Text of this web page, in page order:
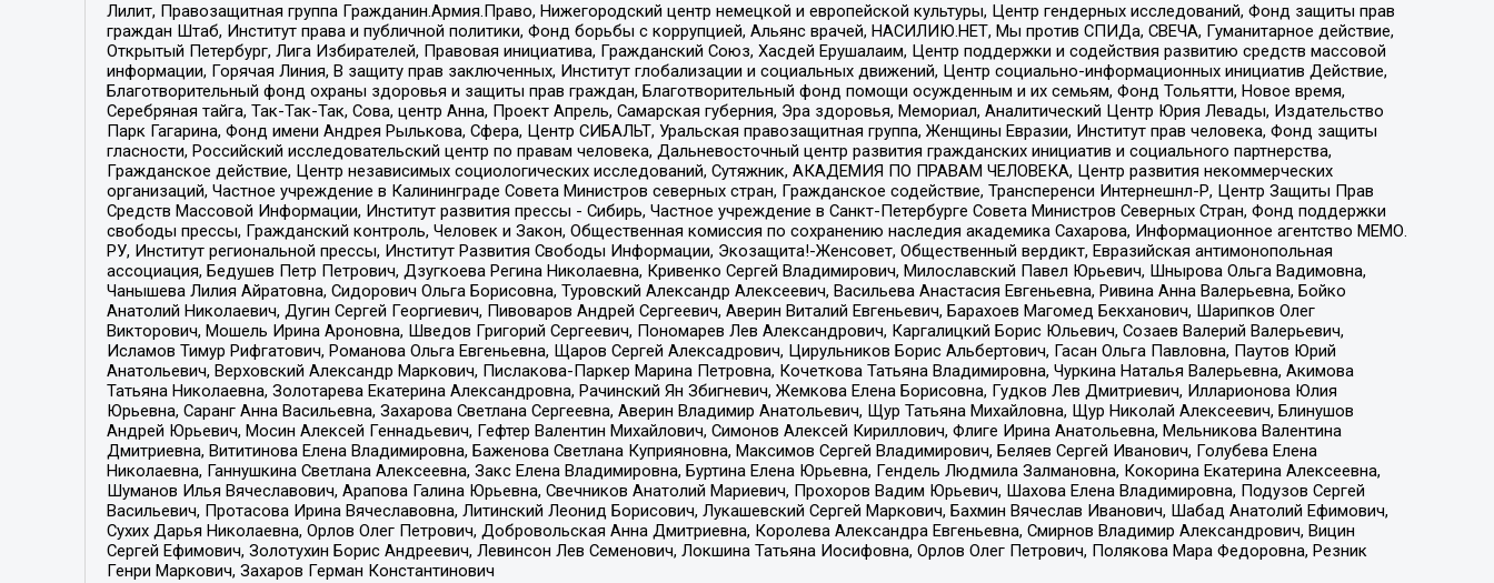
Лилит, Правозащитная группа Гражданин.Армия.Право, Нижегородский центр немецкой и европейской культуры, Центр гендерных исследований, Фонд защиты прав
граждан Штаб, Институт права и публичной политики, Фонд борьбы с коррупцией, Альянс врачей, НАСИЛИЮ.НЕТ, Мы против СПИДа, СВЕЧА, Гуманитарное действие,
Открытый Петербург, Лига Избирателей, Правовая инициатива, Гражданский Союз, Хасдей Ерушалаим, Центр поддержки и содействия развитию средств массовой
информации, Горячая Линия, В защиту прав заключенных, Институт глобализации и социальных движений, Центр социально-информационных инициатив Действие,
Благотворительный фонд охраны здоровья и защиты прав граждан, Благотворительный фонд помощи осужденным и их семьям, Фонд Тольятти, Новое время,
Серебряная тайга, Так-Так-Так, Сова, центр Анна, Проект Апрель, Самарская губерния, Эра здоровья, Мемориал, Аналитический Центр Юрия Левады, Издательство
Парк Гагарина, Фонд имени Андрея Рылькова, Сфера, Центр СИБАЛЬТ, Уральская правозащитная группа, Женщины Евразии, Институт прав человека, Фонд защиты
гласности, Российский исследовательский центр по правам человека, Дальневосточный центр развития гражданских инициатив и социального партнерства,
Гражданское действие, Центр независимых социологических исследований, Сутяжник, АКАДЕМИЯ ПО ПРАВАМ ЧЕЛОВЕКА, Центр развития некоммерческих
организаций, Частное учреждение в Калининграде Совета Министров северных стран, Гражданское содействие, Трансперенси Интернешнл-Р, Центр Защиты Прав
Средств Массовой Информации, Институт развития прессы - Сибирь, Частное учреждение в Санкт-Петербурге Совета Министров Северных Стран, Фонд поддержки
свободы прессы, Гражданский контроль, Человек и Закон, Общественная комиссия по сохранению наследия академика Сахарова, Информационное агентство МЕМО.
РУ, Институт региональной прессы, Институт Развития Свободы Информации, Экозащита!-Женсовет, Общественный вердикт, Евразийская антимонопольная
ассоциация, Бедушев Петр Петрович, Дзугкоева Регина Николаевна, Кривенко Сергей Владимирович, Милославский Павел Юрьевич, Шнырова Ольга Вадимовна,
Чанышева Лилия Айратовна, Сидорович Ольга Борисовна, Туровский Александр Алексеевич, Васильева Анастасия Евгеньевна, Ривина Анна Валерьевна, Бойко
Анатолий Николаевич, Дугин Сергей Георгиевич, Пивоваров Андрей Сергеевич, Аверин Виталий Евгеньевич, Барахоев Магомед Бекханович, Шарипков Олег
Викторович, Мошель Ирина Ароновна, Шведов Григорий Сергеевич, Пономарев Лев Александрович, Каргалицкий Борис Юльевич, Созаев Валерий Валерьевич,
Исламов Тимур Рифгатович, Романова Ольга Евгеньевна, Щаров Сергей Алексадрович, Цирульников Борис Альбертович, Гасан Ольга Павловна, Паутов Юрий
Анатольевич, Верховский Александр Маркович, Пислакова-Паркер Марина Петровна, Кочеткова Татьяна Владимировна, Чуркина Наталья Валерьевна, Акимова
Татьяна Николаевна, Золотарева Екатерина Александровна, Рачинский Ян Збигневич, Жемкова Елена Борисовна, Гудков Лев Дмитриевич, Илларионова Юлия
Юрьевна, Саранг Анна Васильевна, Захарова Светлана Сергеевна, Аверин Владимир Анатольевич, Щур Татьяна Михайловна, Щур Николай Алексеевич, Блинушов
Андрей Юрьевич, Мосин Алексей Геннадьевич, Гефтер Валентин Михайлович, Симонов Алексей Кириллович, Флиге Ирина Анатольевна, Мельникова Валентина
Дмитриевна, Вититинова Елена Владимировна, Баженова Светлана Куприяновна, Максимов Сергей Владимирович, Беляев Сергей Иванович, Голубева Елена
Николаевна, Ганнушкина Светлана Алексеевна, Закс Елена Владимировна, Буртина Елена Юрьевна, Гендель Людмила Залмановна, Кокорина Екатерина Алексеевна,
Шуманов Илья Вячеславович, Арапова Галина Юрьевна, Свечников Анатолий Мариевич, Прохоров Вадим Юрьевич, Шахова Елена Владимировна, Подузов Сергей
Васильевич, Протасова Ирина Вячеславовна, Литинский Леонид Борисович, Лукашевский Сергей Маркович, Бахмин Вячеслав Иванович, Шабад Анатолий Ефимович,
Сухих Дарья Николаевна, Орлов Олег Петрович, Добровольская Анна Дмитриевна, Королева Александра Евгеньевна, Смирнов Владимир Александрович, Вицин
Сергей Ефимович, Золотухин Борис Андреевич, Левинсон Лев Семенович, Локшина Татьяна Иосифовна, Орлов Олег Петрович, Полякова Мара Федоровна, Резник
Генри Маркович, Захаров Герман Константинович